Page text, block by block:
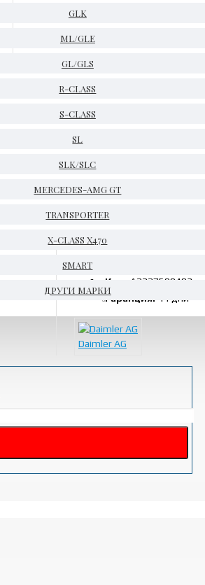
GLK
ML/GLE
GL/GLS
R-CLASS
S-CLASS
SL
SLK/SLC
MERCEDES-AMG GT
TRANSPORTER
X-CLASS X470
SMART
ДРУГИ МАРКИ
Код:
A2227500493
Гаранция: 14 дни
Daimler AG